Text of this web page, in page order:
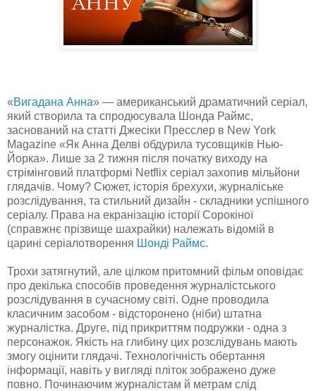
«Вигадана Анна» — американський драматичний серіал,
який створила та спродюсувала Шонда Раймс,
заснований на статті Джесіки Пресслер в New York
Magazine «Як Анна Делві обдурила тусовщиків Нью-
Йорка». Лише за 2 тижня після початку виходу на
стрімінговий платформі Netflix серіал захопив мільйони
глядачів. Чому? Сюжет, історія брехухи, журналіське
розслідування, та стильний дизайн - складники успішного
серіалу. Права на екранізацію історії Сорокіної
(справжнє прізвище шахрайки) належать відомій в
царині серіалотворення Шонді Раймс.
Трохи затягнутий, але цілком притомний фільм оповідає
про декілька способів проведення журналістського
розслідування в сучасному світі. Одне проводила
класичним засобом - відсторонено (ніби) штатна
журналістка. Друге, під прикриттям подружки - одна з
персонажок. Якість на глибину цих розслідувань мають
змогу оцінити глядачі. Технологічність обертання
інформації, навіть у вигляді пліток зображено дуже
повно. Починаючим журналістам й метрам слід